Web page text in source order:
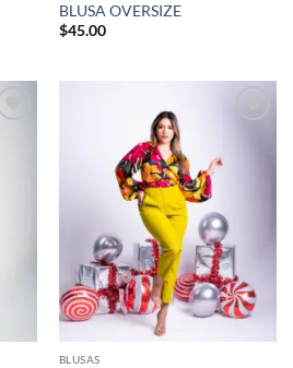
BLUSA OVERSIZE
$45.00
BLUSAS